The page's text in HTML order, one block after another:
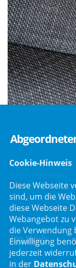
Bayreuther Straße 9
Telefon :09191/
Telefax : 09191/
E-Mail :post@mdl-
Im Web
Bayerischer Landtag
Cookie-Hinweis
Diese Webseite
sind, um die
diese Webseite
Webangebot zu
die
Einwilligung
jederzeit
in der